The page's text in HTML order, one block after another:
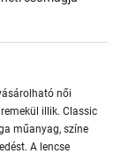
női
illik. Classic
műanyag, színe
A lencse